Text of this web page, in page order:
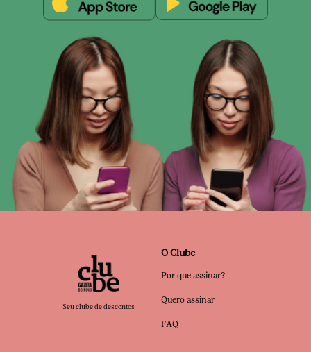
Seu clube de descontos
O Clube
Por que assinar?
Quero assinar
FAQ